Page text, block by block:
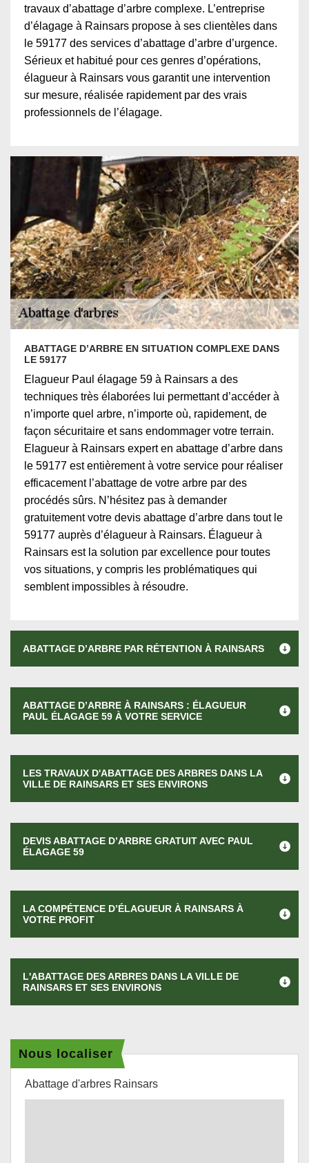
travaux d’abattage d’arbre complexe. L’entreprise
d’élagage à Rainsars propose à ses clientèles dans
le 59177 des services d’abattage d’arbre d’urgence.
Sérieux et habitué pour ces genres d’opérations,
élagueur à Rainsars vous garantit une intervention
sur mesure, réalisée rapidement par des vrais
professionnels de l’élagage.
ABATTAGE D’ARBRE EN SITUATION COMPLEXE DANS
LE 59177
Elagueur Paul élagage 59 à Rainsars a des
techniques très élaborées lui permettant d’accéder à
n’importe quel arbre, n’importe où, rapidement, de
façon sécuritaire et sans endommager votre terrain.
Elagueur à Rainsars expert en abattage d’arbre dans
le 59177 est entièrement à votre service pour réaliser
efficacement l’abattage de votre arbre par des
procédés sûrs. N’hésitez pas à demander
gratuitement votre devis abattage d’arbre dans tout le
59177 auprès d’élagueur à Rainsars. Élagueur à
Rainsars est la solution par excellence pour toutes
vos situations, y compris les problématiques qui
semblent impossibles à résoudre.
ABATTAGE D’ARBRE PAR RÉTENTION À RAINSARS
ABATTAGE D’ARBRE À RAINSARS : ÉLAGUEUR
PAUL ÉLAGAGE 59 À VOTRE SERVICE
LES TRAVAUX D'ABATTAGE DES ARBRES DANS LA
VILLE DE RAINSARS ET SES ENVIRONS
DEVIS ABATTAGE D’ARBRE GRATUIT AVEC PAUL
ÉLAGAGE 59
LA COMPÉTENCE D’ÉLAGUEUR À RAINSARS À
VOTRE PROFIT
L'ABATTAGE DES ARBRES DANS LA VILLE DE
RAINSARS ET SES ENVIRONS
Nous localiser
Abattage d'arbres Rainsars